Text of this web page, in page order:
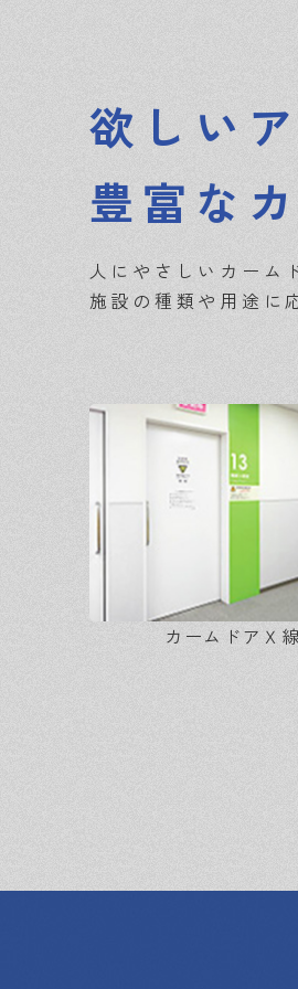
欲しい
豊富な
人にやさしいカーム
施設の種類や用途に
カームドアＸ